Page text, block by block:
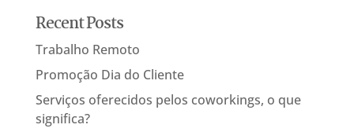
Recent Posts
Trabalho Remoto
Promoção Dia do Cliente
Serviços oferecidos pelos coworkings, o que
significa?